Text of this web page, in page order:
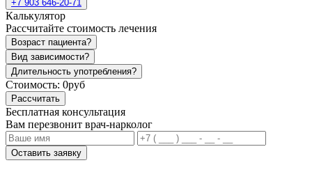
+7 903 646-20-71
Калькулятор
Рассчитайте стоимость лечения
Возраст пациента?
Вид зависимости?
Длительность употребления?
Стоимость: 0руб
Рассчитать
Бесплатная консультация
Вам перезвонит врач-нарколог
Оставить заявку